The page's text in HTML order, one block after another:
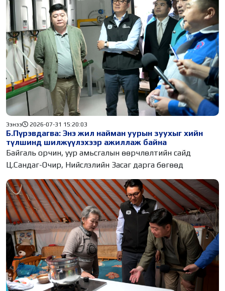
Б.Пүрэвдагва: Энэ жил найман уурын зуухыг хийн
түлшинд шилжүүлэхээр ажиллаж байна
Ээнээ 2026-07-31 15:20:03
Байгаль орчин, уур амьсгалын өөрчлөлтийн сайд
Ц.Сандаг-Очир, Нийслэлийн Засаг дарга бөгөөд